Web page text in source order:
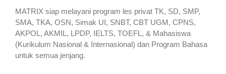
MATRIX siap melayani program les privat TK, SD, SMP,
SMA, TKA, OSN, Simak UI, SNBT, CBT UGM, CPNS,
AKPOL, AKMIL, LPDP, IELTS, TOEFL, & Mahasiswa
(Kurikulum Nasional & Internasional) dan Program Bahasa
untuk semua jenjang.